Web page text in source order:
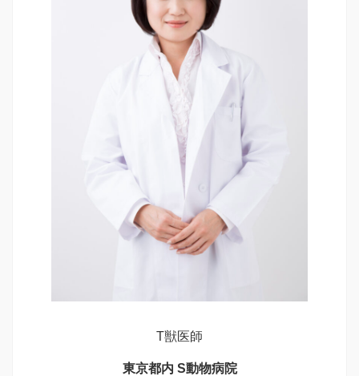
T獣医師
東京都内 S動物病院